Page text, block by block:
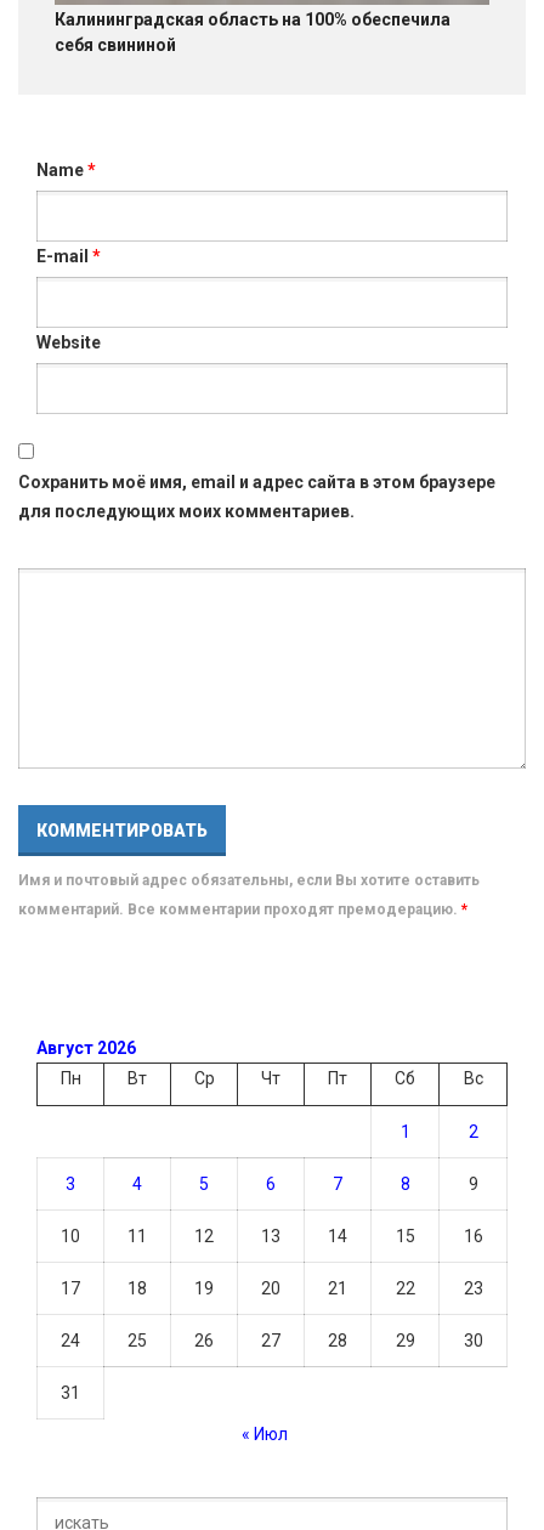
Калининградская область на 100% обеспечила
себя свининой
Name*
E-mail *
Website
Сохранить моё имя, email и адрес сайта в этом браузере
для последующих моих комментариев.
Имя и почтовый адрес обязательны, если Вы хотите оставить
комментарий. Все комментарии проходят премодерацию. *
Август 2026
Пн
Вт Ср Чт Пт Сб Вс
1 2
3 4 5 6 7 8 9
10 11 12 13 14 15 16
17 18 19 20 21 22 23
24 25 26 27 28 29 30
31
« Июл